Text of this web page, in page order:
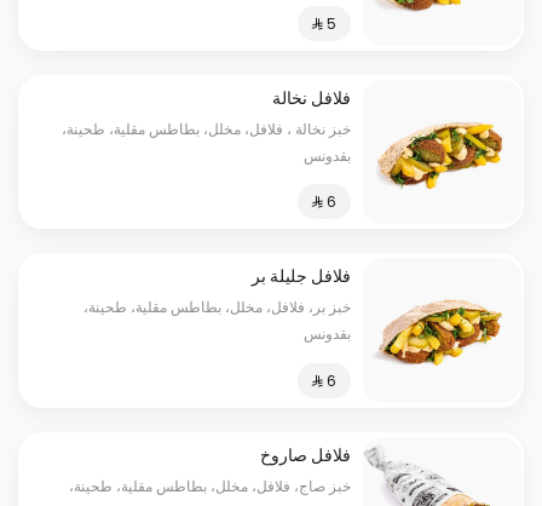
فلافل نخالة
خبز نخالة ، فلافل، مخلل، بطاطس مقلية، طحينة،
بقدونس
فلافل جليلة بر
خبز بر، فلافل، مخلل، بطاطس مقلية، طحينة،
بقدونس
فلافل صاروخ
خبز صاج، فلافل، مخلل، بطاطس مقلية، طحينة،